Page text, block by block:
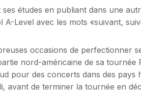
ses études en publiant dans une
A-Level avec les mots «suivant,
occasions de perfectionner
nord-américaine de sa tournée
pour des concerts dans des
avant de terminer la tournée en